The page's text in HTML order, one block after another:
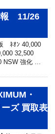
報 11/26
ﾈｵﾝ 40,000
32,500
NSW 強化 …
・
ズ 買取表